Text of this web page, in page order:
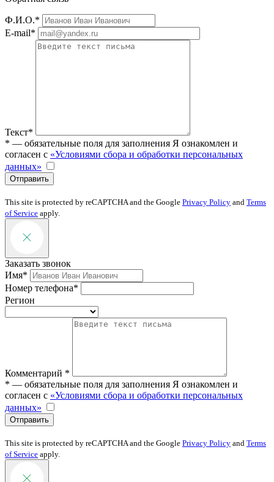
Ф.И.О.*
E-mail*
Текст*
* — обязательные поля для заполнения Я ознакомлен и
согласен с «Условиями сбора и обработки персональных
данных»
Отправить
This site is protected by reCAPTCHA and the Google Privacy Policy and Terms
of Service apply.
Заказать звонок
Имя*
Номер телефона*
Регион
Комментарий *
* — обязательные поля для заполнения Я ознакомлен и
согласен с «Условиями сбора и обработки персональных
данных»
Отправить
This site is protected by reCAPTCHA and the Google Privacy Policy and Terms
of Service apply.